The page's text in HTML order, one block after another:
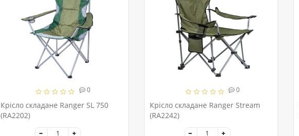
0
Крісло складане Ranger SL 750
(RA2202)
0
Крісло складане Ranger Stream
(RA2242)